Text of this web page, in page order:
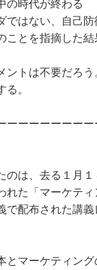
時代が終わる
はない、自己防
ことを指摘した結
トは不要だろう
る。
ーーーーーーー
は、去る１月１
れた「マーケティ
で配布された講
マーケティング